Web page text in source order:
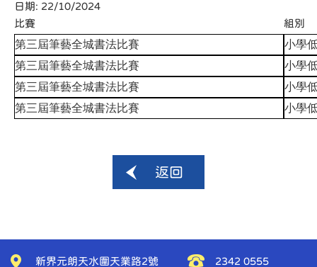
日期: 22/10/2024
比賽
組別
第三屆筆藝全城書法比賽
小學
第三屆筆藝全城書法比賽
小學
第三屆筆藝全城書法比賽
小學
第三屆筆藝全城書法比賽
小學
返回
新界元朗天水圍天業路2號 2342 0555